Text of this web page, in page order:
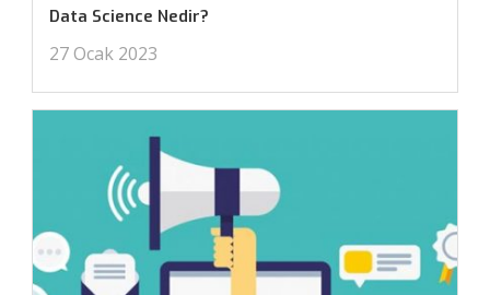
Data Science Nedir?
27 Ocak 2023